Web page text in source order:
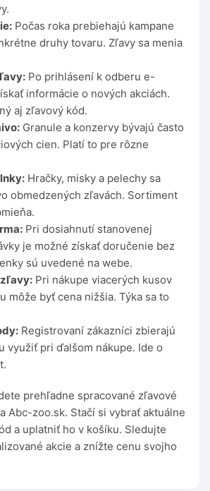
Počas roka prebiehajú kampane
druhy tovaru. Zľavy sa menia
Po prihlásení k odberu e-
informácie o nových akciách.
aj zľavový kód.
Granule a konzervy bývajú často
cien. Platí to pre rôzne
Hračky, misky a pelechy sa
obmedzených zľavách. Sortiment
Pri dosiahnutí stanovenej
je možné získať doručenie bez
sú uvedené na webe.
Pri nákupe viacerých kusov
môže byť cena nižšia. Týka sa to
Registrovaní zákazníci zbierajú
využiť pri ďalšom nákupe. Ide o
prehľadne spracované zľavové
Abc-zoo.sk. Stačí si vybrať aktuálne
a uplatniť ho v košíku. Sledujte
akcie a znížte cenu svojho